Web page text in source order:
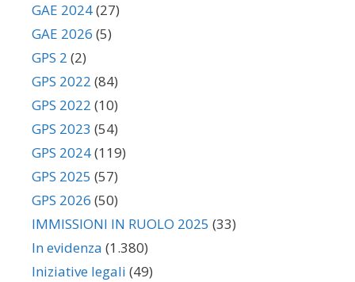
GAE 2024(27)
GAE 2026 (5)
GPS 2 (2)
GPS 2022 (84)
GPS 2022 (10)
GPS 2023 (54)
GPS 2024(119)
GPS 2025 (57)
GPS 2026 (50)
IMMISSIONI IN RUOLO 2025 (33)
In evidenza (1.380)
Iniziative legali (49)